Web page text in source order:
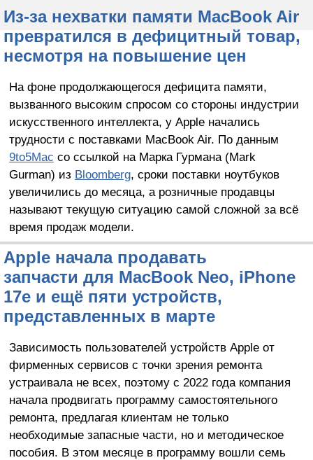
Из-за нехватки памяти MacBook Air
превратился в дефицитный товар,
несмотря на повышение цен
На фоне продолжающегося дефицита памяти,
вызванного высоким спросом со стороны индустрии
искусственного интеллекта, у Apple начались
трудности с поставками MacBook Air. По данным
9to5Mac со ссылкой на Марка Гурмана (Mark
Gurman) из Bloomberg, сроки поставки ноутбуков
увеличились до месяца, а розничные продавцы
называют текущую ситуацию самой сложной за всё
время продаж модели.
Apple начала продавать
запчасти для MacBook Neo, iPhone
17e и ещё пяти устройств,
представленных в марте
Зависимость пользователей устройств Apple от
фирменных сервисов с точки зрения ремонта
устраивала не всех, поэтому с 2022 года компания
начала продвигать программу самостоятельного
ремонта, предлагая клиентам не только
необходимые запасные части, но и методическое
пособия. В этом месяце в программу вошли семь